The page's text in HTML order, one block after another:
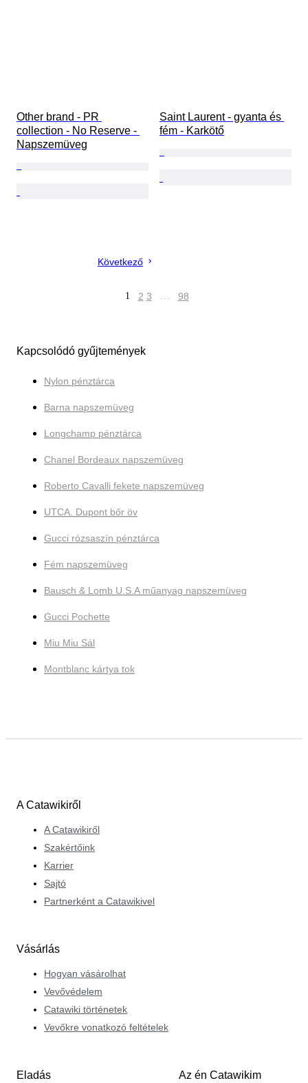
Other brand - PR
collection - No Reserve -
Napszemüveg
Saint Laurent - gyanta és
fém - Karkötő
Következő
1 2 3 … 98
Kapcsolódó gyűjtemények
Nylon pénztárca
Barna napszemüveg
Longchamp pénztárca
Chanel Bordeaux napszemüveg
Roberto Cavalli fekete napszemüveg
UTCA. Dupont bőr öv
Gucci rózsaszín pénztárca
Fém napszemüveg
Bausch & Lomb U.S.A műanyag napszemüveg
Gucci Pochette
Miu Miu Sál
Montblanc kártya tok
A Catawikiről
A Catawikiről
Szakértőink
Karrier
Sajtó
Partnerként a Catawikivel
Vásárlás
Hogyan vásárolhat
Vevővédelem
Catawiki történetek
Vevőkre vonatkozó feltételek
Eladás Az én Catawikim